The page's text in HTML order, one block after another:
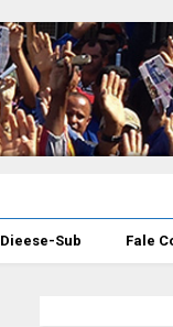
Dieese-Sub Fale